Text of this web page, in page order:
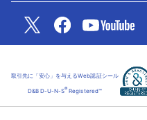
取引先に「安心」を与えるWeb認証シール
D&B D-U-N-S® Registered™